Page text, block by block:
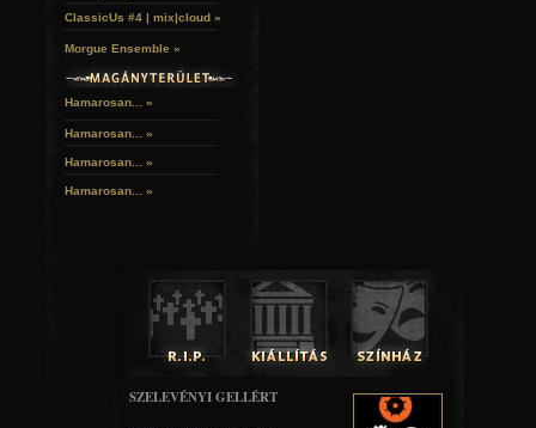
ClassicUs #4 | mix|cloud »
Morgue Ensemble »
Hamarosan... »
Hamarosan... »
Hamarosan... »
Hamarosan... »
SZELEVÉNYI GELLÉRT